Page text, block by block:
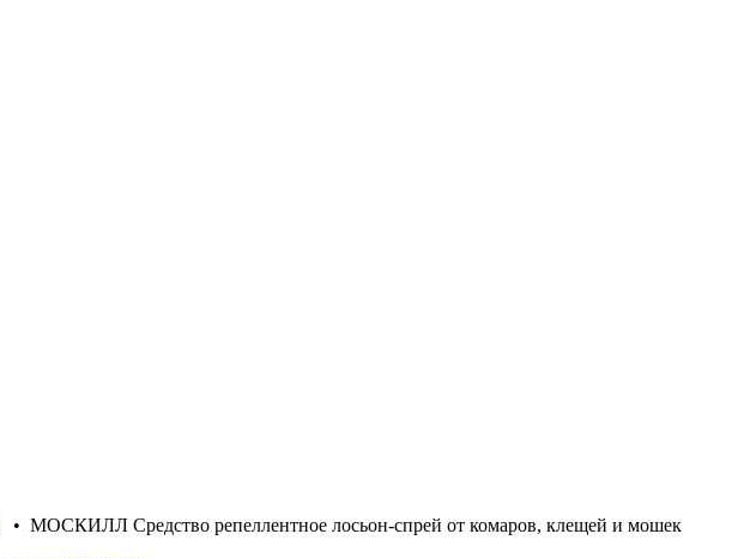
• МОСКИЛЛ Средство репеллентное лосьон-спрей от комаров, клещей и мошек